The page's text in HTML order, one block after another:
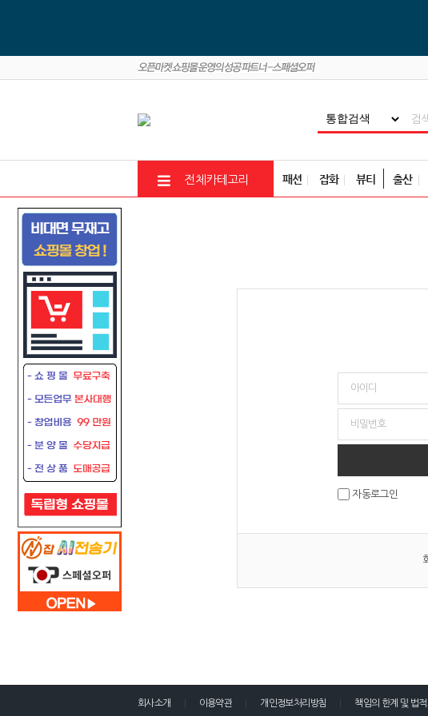
전체카테고리 패션 잡화 뷰티 출산
자동로그인
회사소개 이용약관 개인정보처리방침 책임의 한계 및 법적